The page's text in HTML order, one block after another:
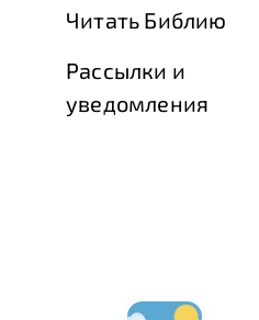
Читать Библию
Рассылки и
уведомления